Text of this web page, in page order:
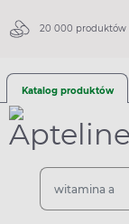
20 000 produktów
Katalog produktów